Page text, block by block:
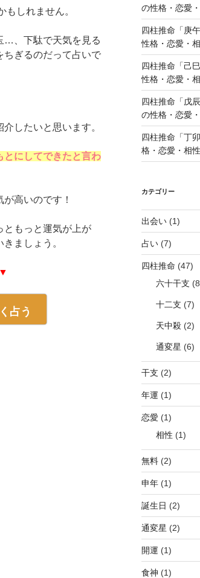
しれません。
…、下駄で天気を見る
ちぎるのだって占いで
したいと思います。
とにしてできたと言わ
高いのです！
ともっと運気が上が
ましょう。
占う
の性格・恋愛
四柱推命「庚
性格・恋愛・
四柱推命「己
性格・恋愛・
四柱推命「戊
の性格・恋愛
四柱推命「丁
格・恋愛・相性
カテゴリー
出会い(1)
占い(7)
四柱推命 (47)
六十干支
十二支 (7)
天中殺(2)
通変星 (6)
干支 (2)
年運 (1)
恋愛 (1)
相性 (1)
無料(2)
申年(1)
誕生日 (2)
通変星 (2)
開運 (1)
食神 (1)